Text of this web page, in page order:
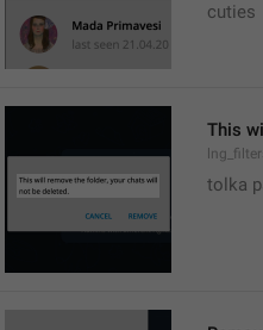
cuties
This
tolka